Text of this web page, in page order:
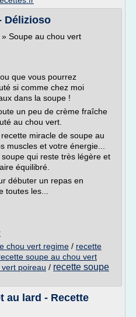
Délizioso
Soupe au chou vert
que vous pourrez
si comme chez moi
dans la soupe !
un peu de crème fraîche
au chou vert.
miracle de soupe au
muscles et votre énergie...
qui reste très légère et
équilibré.
débuter un repas en
toutes les...
chou vert regime / recette
soupe au chou vert
poireau / recette soupe
au lard - Recette